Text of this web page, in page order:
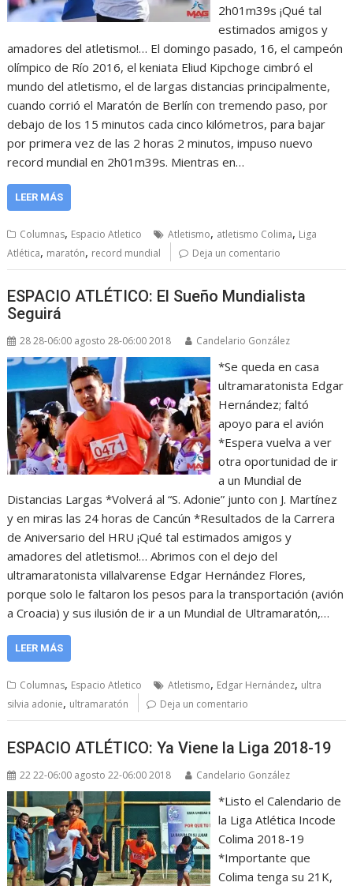
2h01m39s ¡Qué tal
estimados amigos y
amadores del atletismo!… El domingo pasado, 16, el campeón
olímpico de Río 2016, el keniata Eliud Kipchoge cimbró el
mundo del atletismo, el de largas distancias principalmente,
cuando corrió el Maratón de Berlín con tremendo paso, por
debajo de los 15 minutos cada cinco kilómetros, para bajar
por primera vez de las 2 horas 2 minutos, impuso nuevo
record mundial en 2h01m39s. Mientras en…
LEER MÁS
Columnas, Espacio Atletico Atletismo, atletismo Colima, Liga
Atlética, maratón, record mundial Deja un comentario
ESPACIO ATLÉTICO: El Sueño Mundialista
Seguirá
28 28-06:00 agosto 28-06:00 2018 Candelario González
*Se queda en casa
ultramaratonista Edgar
Hernández; faltó
apoyo para el avión
*Espera vuelva a ver
otra oportunidad de ir
a un Mundial de
Distancias Largas *Volverá al “S. Adonie” junto con J. Martínez
y en miras las 24 horas de Cancún *Resultados de la Carrera
de Aniversario del HRU ¡Qué tal estimados amigos y
amadores del atletismo!… Abrimos con el dejo del
ultramaratonista villalvarense Edgar Hernández Flores,
porque solo le faltaron los pesos para la transportación (avión
a Croacia) y sus ilusión de ir a un Mundial de Ultramaratón,…
LEER MÁS
Columnas, Espacio Atletico Atletismo, Edgar Hernández, ultra
silvia adonie, ultramaratón Deja un comentario
ESPACIO ATLÉTICO: Ya Viene la Liga 2018-19
22 22-06:00 agosto 22-06:00 2018 Candelario González
*Listo el Calendario de
la Liga Atlética Incode
Colima 2018-19
*Importante que
Colima tenga su 21K,